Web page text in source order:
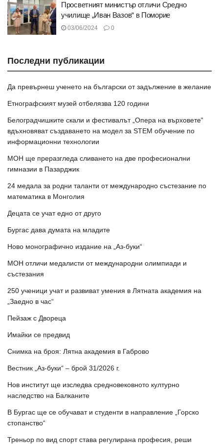
Просветният министър отличи Средно
училище „Иван Вазов“ в Поморие
03/06/2024 0
Последни публикации
Да превърнеш ученето на български от задължение в желание
Етнографският музей отбелязва 120 години
Белоградчишките скали и фестивалът „Опера на върховете“
вдъхновяват създаването на модел за STEM обучение по
информационни технологии
МОН ще преразгледа сливането на две професионални
гимназии в Пазарджик
24 медала за родни таланти от международно състезание по
математика в Монголия
Децата се учат едно от друго
Бургас дава думата на младите
Ново монографично издание на „Аз-буки“
МОН отличи медалисти от международни олимпиади и
състезания
250 ученици учат и развиват умения в Лятната академия на
„Заедно в час“
Пейзаж с Двореца
Имайки се предвид
Снимка на броя: Лятна академия в Габрово
Вестник „Аз-буки“ – брой 31/2026 г.
Нов институт ще изследва средновековното културно
наследство на Балканите
В Бургас ще се обучават и студенти в направление „Горско
стопанство“
Треньор по вид спорт става регулирана професия, реши